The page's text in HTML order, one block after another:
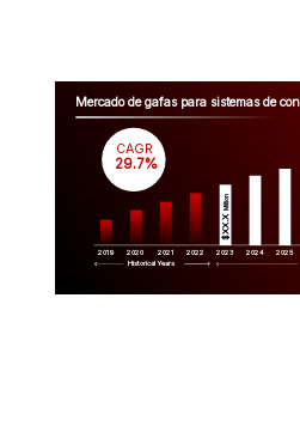
Mercado de gafas para sistemas de
2019 2020 2021 2022 2023 2024 2025
$XX.X
Million
CAGR
29.7%
Historical Years